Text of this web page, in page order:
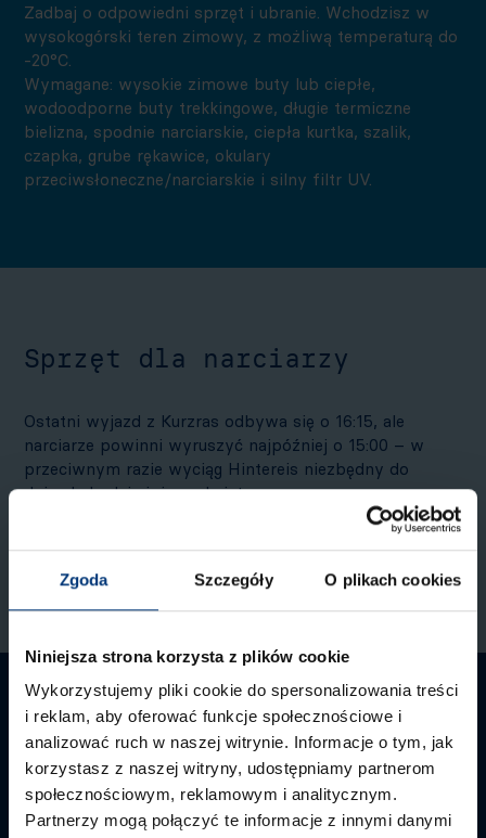
Zgoda Szczegóły O plikach cookies
Niniejsza strona korzysta z plików cookie
Wykorzystujemy pliki cookie do spersonalizowania treści
i reklam, aby oferować funkcje społecznościowe i
analizować ruch w naszej witrynie. Informacje o tym, jak
korzystasz z naszej witryny, udostępniamy partnerom
społecznościowym, reklamowym i analitycznym.
Partnerzy mogą połączyć te informacje z innymi danymi
Zadbaj o odpowiedni sprzęt i ubranie. Wchodzisz w
wysokogórski teren zimowy, z możliwą temperaturą do
-20°C.
Wymagane: wysokie zimowe buty lub ciepłe,
wodoodporne buty trekkingowe, długie termiczne
bielizna, spodnie narciarskie, ciepła kurtka, szalik,
czapka, grube rękawice, okulary
przeciwsłoneczne/narciarskie i silny filtr UV.
Sprzęt dla narciarzy
Ostatni wyjazd z Kurzras odbywa się o 16:15, ale
narciarze powinni wyruszyć najpóźniej o 15:00 – w
przeciwnym razie wyciąg Hintereis niezbędny do
dojazdu będzie już zamknięty.
Informacje o skipassach, biletach, mapie tras i
Dojazd latem